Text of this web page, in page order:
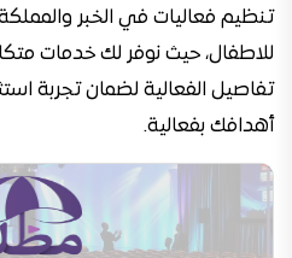
تنظيم فعاليات في الخبر
للاطفال، حيث نوفر لك خدمات
تفاصيل الفعالية لضمان تجربة
أهدافك بفعالية.